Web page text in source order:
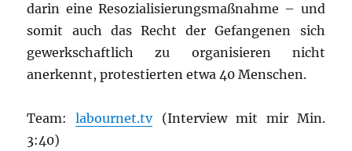
darin eine Resozialisierungsmaßnahme – und
somit auch das Recht der Gefangenen sich
gewerkschaftlich zu organisieren nicht
anerkennt, protestierten etwa 40 Menschen.
Team:labournet.tv(Interview mit mir Min.
3:40)